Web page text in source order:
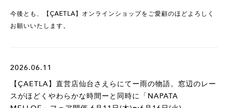
今後とも、【ÇAETLA】オンラインショップをご愛顧のほどよろしく
お願いいたします。
2026.06.11
【ÇAETLA】直営店仙台さえらにてー雨の物語。窓辺のレー
スがほどくやわらかな時間ーと同時に「NAPATA